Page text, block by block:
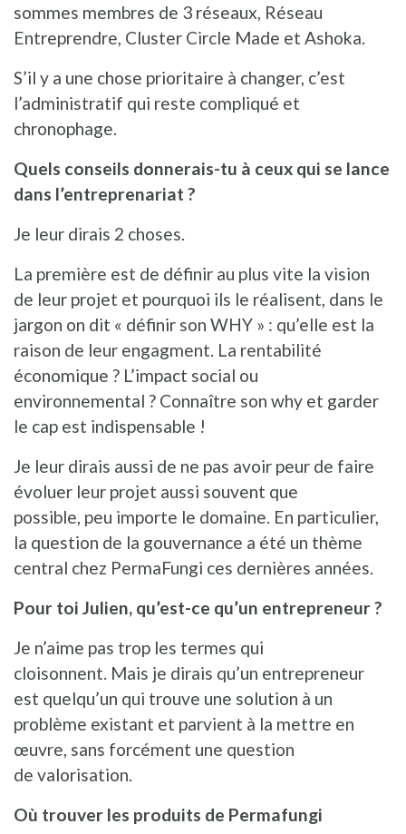
sommes membres de 3 réseaux, Réseau
Entreprendre, Cluster Circle Made et Ashoka.
S’il y a une chose prioritaire à changer, c’est
l’administratif qui reste compliqué et
chronophage.
Quels conseils donnerais-tu à ceux qui se lance
dans l’entreprenariat ?
Je leur dirais 2 choses.
La première est de définir au plus vite la vision
de leur projet et pourquoi ils le réalisent, dans le
jargon on dit « définir son WHY » : qu’elle est la
raison de leur engagment. La rentabilité
économique ? L’impact social ou
environnemental ? Connaître son why et garder
le cap est indispensable !
Je leur dirais aussi de ne pas avoir peur de faire
évoluer leur projet aussi souvent que
possible, peu importe le domaine. En particulier,
la question de la gouvernance a été un thème
central chez PermaFungi ces dernières années.
Pour toi Julien, qu’est-ce qu’un entrepreneur ?
Je n’aime pas trop les termes qui
cloisonnent. Mais je dirais qu’un entrepreneur
est quelqu’un qui trouve une solution à un
problème existant et parvient à la mettre en
œuvre, sans forcément une question
de valorisation.
Où trouver les produits de Permafungi